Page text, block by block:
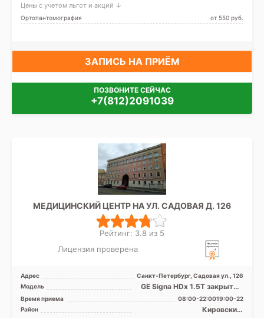
Маяковская, Невский
проспект, Площадь
Спортивная, Чернышевская
Цены с учетом льгот и акций ↓
Ортопантомография от 550 pуб.
ЗАПИСЬ НА ПРИЁМ
ПОЗВОНИТЕ СЕЙЧАС
+7(812)2091039
МЕДИЦИНСКИЙ ЦЕНТР НА УЛ. САДОВАЯ Д. 126
Рейтинг: 3.8 из 5
Лицензия проверена
Адрес
Санкт-Петербург, Садовая ул., 126
Модель
GE Signa HDx 1.5T закрытый
тип, КТ Aquilion PRIME Toshiba
Medical Syst ...
Время приема
08:00-22:0019:00-22
Район
Кировский,